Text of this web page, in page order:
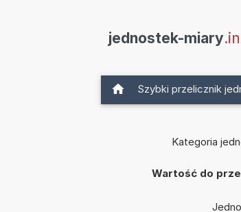
jednostek-miary
Szybki przelicznik
Kategoria
Wartość do